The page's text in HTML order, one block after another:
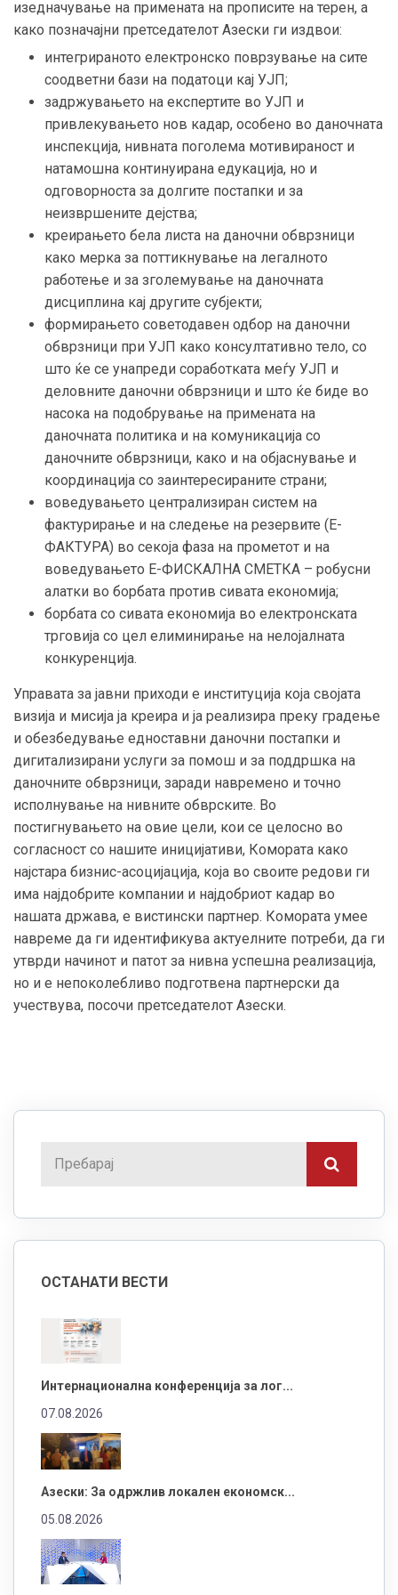
изедначување на примената на прописите на терен, а
како позначајни претседателот Азески ги издвои:
интегрираното електронско поврзување на сите
соодветни бази на податоци кај УЈП;
задржувањето на експертите во УЈП и
привлекувањето нов кадар, особено во даночната
инспекција, нивната поголема мотивираност и
натамошна континуирана едукација, но и
одговорноста за долгите постапки и за
неизвршените дејства;
креирањето бела листа на даночни обврзници
како мерка за поттикнување на легалното
работење и за зголемување на даночната
дисциплина кај другите субјекти;
формирањето советодавен одбор на даночни
обврзници при УЈП како консултативно тело, со
што ќе се унапреди соработката меѓу УЈП и
деловните даночни обврзници и што ќе биде во
насока на подобрување на примената на
даночната политика и на комуникација со
даночните обврзници, како и на објаснување и
координација со заинтересираните страни;
воведувањето централизиран систем на
фактурирање и на следење на резервите (Е-
ФАКТУРА) во секоја фаза на прометот и на
воведувањето Е-ФИСКАЛНА СМЕТКА – робусни
алатки во борбата против сивата економија;
борбата со сивата економија во електронската
трговија со цел елиминирање на нелојалната
конкуренција.
Управата за јавни приходи е институција која својата
визија и мисија ја креира и ја реализира преку градење
и обезбедување едноставни даночни постапки и
дигитализирани услуги за помош и за поддршка на
даночните обврзници, заради навремено и точно
исполнување на нивните обврските. Во
постигнувањето на овие цели, кои се целосно во
согласност со нашите иницијативи, Комората како
најстара бизнис-асоцијација, која во своите редови ги
има најдобрите компании и најдобриот кадар во
нашата држава, е вистински партнер. Комората умее
навреме да ги идентификува актуелните потреби, да ги
утврди начинот и патот за нивна успешна реализација,
но и е непоколебливо подготвена партнерски да
учествува, посочи претседателот Азески.
ОСТАНАТИ ВЕСТИ
Интернационална конференција за лог...
07.08.2026
Азески: За одржлив локален економск...
05.08.2026